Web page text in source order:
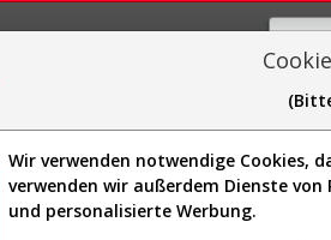
Diese Funktion
Wir verwenden notwendige Cookies,
verwenden wir außerdem Dienste
und personalisierte Werbung.